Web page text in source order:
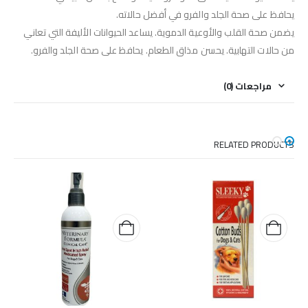
يحافظ على صحة الجلد والفرو في أفضل حالاته.
يضمن صحة القلب والأوعية الدموية. يساعد الحيوانات الأليفة التي تعاني
من حالات التهابية. يحسن مذاق الطعام. يحافظ على صحة الجلد والفرو.
مراجعات (0)
RELATED PRODUCTS